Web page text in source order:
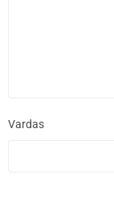
Vardas